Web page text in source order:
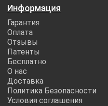
Информация
Гарантия
Оплата
Отзывы
Патенты
Бесплатно
О нас
Доставка
Политика Безопасности
Условия соглашения